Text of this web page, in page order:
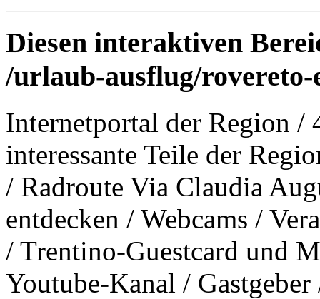
Diesen interaktiven
/urlaub-ausflug/
Internetportal der Region /
interessante Teile der
/ Radroute Via Claudia
entdecken / Webcams /
/ Trentino-Guestcard und
Youtube-Kanal / Gastgeber